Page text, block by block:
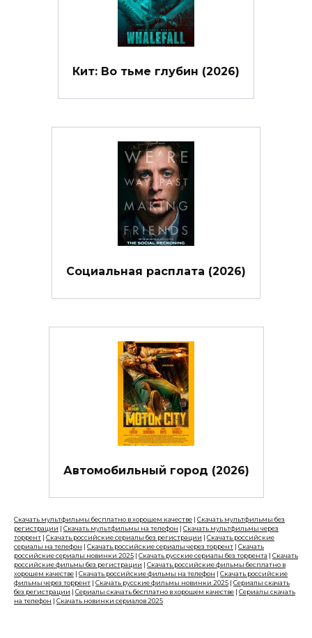
Кит: Во тьме глубин (2026)
Социальная расплата (2026)
Автомобильный город (2026)
Скачать мультфильмы бесплатно в хорошем качестве | Скачать мультфильмы без
регистрации | Скачать мультфильмы на телефон | Скачать мультфильмы через
торрент | Скачать российские сериалы без регистрации | Скачать российские
сериалы на телефон | Скачать российские сериалы через торрент | Скачать
российские сериалы новинки 2025 | Скачать русские сериалы без торрента | Скачать
российские фильмы без регистрации | Скачать российские фильмы бесплатно в
хорошем качестве | Скачать российские фильмы на телефон | Скачать российские
фильмы через торрент | Скачать русские фильмы новинки 2025 | Сериалы скачать
без регистрации | Сериалы скачать бесплатно в хорошем качестве | Сериалы скачать
на телефон | Скачать новинки сериалов 2025